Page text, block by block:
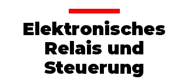
Elektronisches
Relais und
Steuerung